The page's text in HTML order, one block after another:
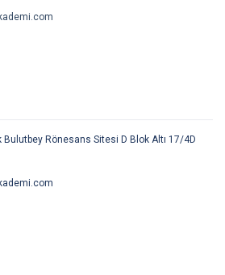
Bulutbey Rönesans Sitesi D Blok Altı 17/4D